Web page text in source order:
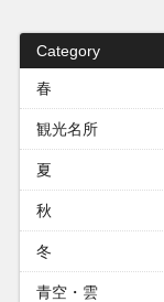
Category
春
観光名所
夏
秋
冬
青空・雲